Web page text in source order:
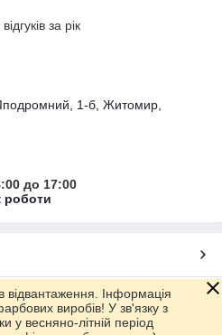
за рік
1-б, Житомир,
до 17:00
роботи
відвантаження. Інформація
виробів! У зв'язку з
у весняно-літній період